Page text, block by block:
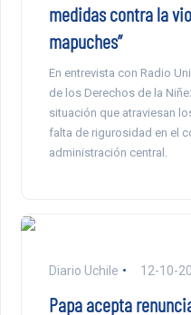
medidas contra la
mapuches”
En entrevista con Radio
de los Derechos de la
situación que atraviesan
falta de rigurosidad en el
administración central.
Diario Uchile 12-10-
Papa acepta